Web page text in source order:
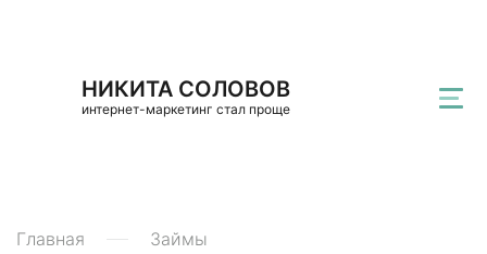
НИКИТА СОЛОВОВ
интернет-маркетинг стал проще
Главная Займы